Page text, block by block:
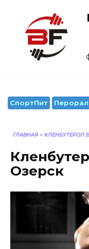
содержанию
СпортПит
ГЛАВНАЯ > КЛЕНБУТЕРОЛ
Озерск